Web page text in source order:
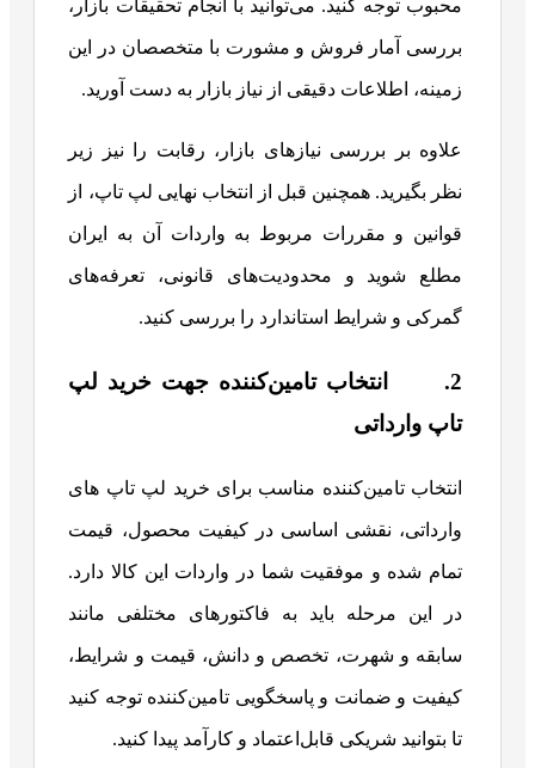
محبوب توجه کنید. می‌توانید با انجام تحقیقات بازار،
بررسی آمار فروش و مشورت با متخصصان در این
زمینه، اطلاعات دقیقی از نیاز بازار به دست آورید.
علاوه بر بررسی نیازهای بازار، رقابت را نیز زیر
نظر بگیرید. همچنین قبل از انتخاب نهایی لپ تاپ، از
قوانین و مقررات مربوط به واردات آن به ایران
مطلع شوید و محدودیت‌های قانونی، تعرفه‌های
گمرکی و شرایط استاندارد را بررسی کنید.
2. انتخاب تامین‌کننده جهت خرید لپ
تاپ وارداتی
انتخاب تامین‌کننده مناسب برای خرید لپ تاپ های
وارداتی، نقشی اساسی در کیفیت محصول، قیمت
تمام شده و موفقیت شما در واردات این کالا دارد.
در این مرحله باید به فاکتورهای مختلفی مانند
سابقه و شهرت، تخصص و دانش، قیمت و شرایط،
کیفیت و ضمانت و پاسخگویی تامین‌کننده توجه کنید
تا بتوانید شریکی قابل‌اعتماد و کارآمد پیدا کنید.